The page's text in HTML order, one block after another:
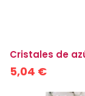
Cristales de
5,04 €